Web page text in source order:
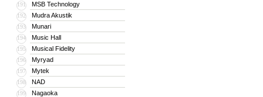
191 MSB Technology
192 Mudra Akustik
193 Munari
194 Music Hall
195 Musical Fidelity
196 Myryad
197 Mytek
198 NAD
199 Nagaoka